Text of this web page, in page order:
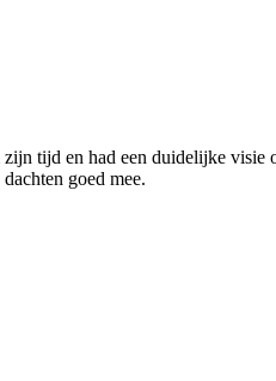
tijd en had een duidelijke
goed mee.